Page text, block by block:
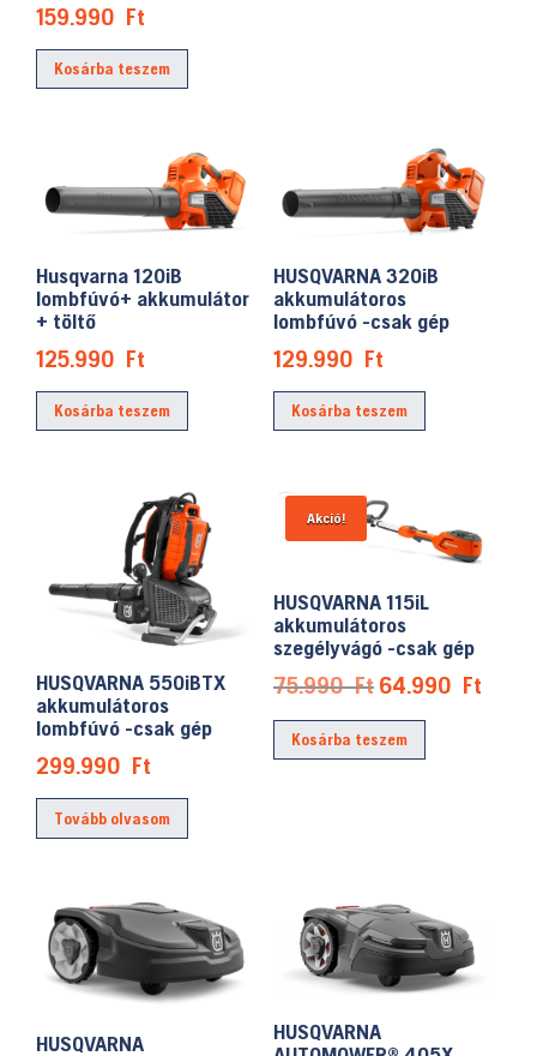
was:
204.990 Ft.
159.990 Ft
price
is:
Kosárba teszem
Husqvarna 120iB
lombfúvó+ akkumulátor
+ töltő
125.990 Ft
Kosárba teszem
HUSQVARNA 320iB
akkumulátoros
lombfúvó -csak gép
129.990 Ft
Kosárba teszem
HUSQVARNA 550iBTX
akkumulátoros
lombfúvó -csak gép
299.990 Ft
Tovább olvasom
Akció!
HUSQVARNA 115iL
akkumulátoros
szegélyvágó -csak gép
75.990Ft Original
price
was:
64.990 Ft
Kosárba teszem
HUSQVARNA
HUSQVARNA